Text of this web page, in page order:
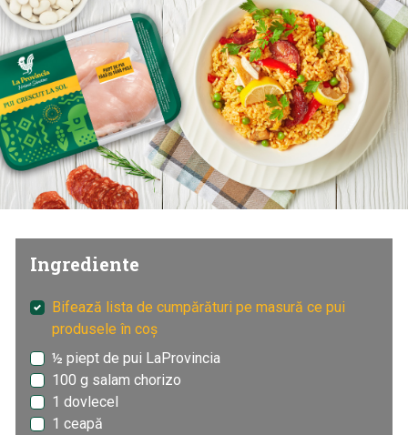
Ingrediente
Bifează lista de cumpărături pe masură ce pui
produsele în coș
½ piept de pui LaProvincia
100 g salam chorizo
1 dovlecel
1 ceapă